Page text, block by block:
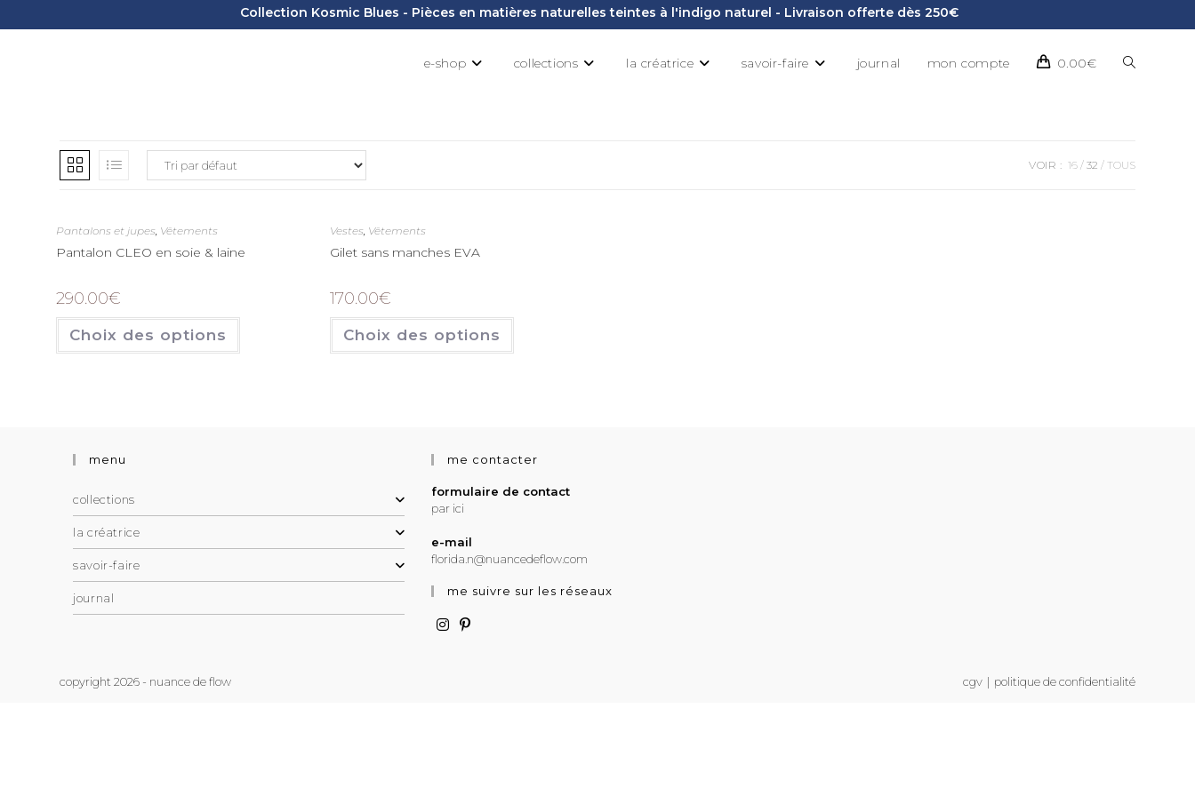
Collection Kosmic Blues - Pièces en matières naturelles teintes à l'indigo naturel - Livraison offerte dès 250€
e-shop collections la créatrice savoir-faire journal mon compte 0.00€
VOIR : 16 32 TOUS
Pantalons et jupes, Vêtements
Pantalon CLEO en soie & laine
290.00€
Choix des options
Vestes, Vêtements
Gilet sans manches EVA
170.00€
Choix des options
menu
collections
la créatrice
savoir-faire
journal
me contacter
formulaire de contact
par ici
e-mail
florida.n@nuancedeflow.com
me suivre sur les réseaux
cgv politique de confidentialité
copyright 2026 - nuance de flow